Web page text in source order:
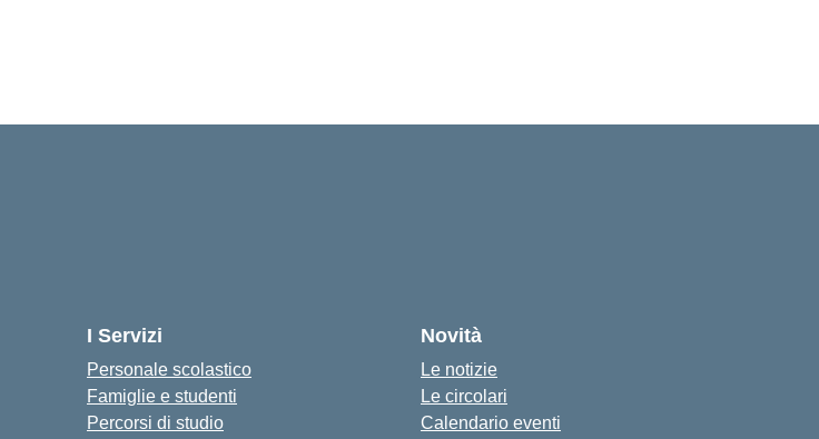
I Servizi
Personale scolastico
Famiglie e studenti
Percorsi di studio
Novità
Le notizie
Le circolari
Calendario eventi